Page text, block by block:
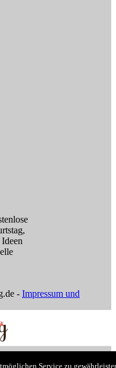
- Impressum und
Service zu